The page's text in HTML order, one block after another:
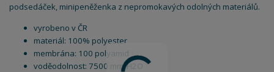
podsedáček, minipeněženka z nepromokavých odolných materiálů.
vyrobeno v ČR
materiál: 100% polyester
membrána: 100 polyamid
voděodolnost: 7500 mm/H2O